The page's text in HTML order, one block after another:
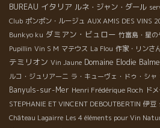
BUREAU イタリア ルネ・ジャン・ダール
Club ポンポン・ルージュ AUX AMIS DES VINS
Bunkyo ku ダミアン・ビュロー 竹富島・星
Pupillin Vin S M マテウス La Flou 作家・リンさ
テミリオン Vin Jaune Domaine Elodie Balme
ルコ・ジュリアーニ ラ・キューヴェ・ドゥ・シャ
Banyuls-sur-Mer Henri Frédérique Roch ド
STEPHANIE ET VINCENT DEBOUTBERTIN 伊豆
Château Lagairre Les 4 éléments pour Vin